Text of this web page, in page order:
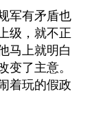
军有矛盾也
级，就不正
马上就明白
变了主意。
着玩的假政